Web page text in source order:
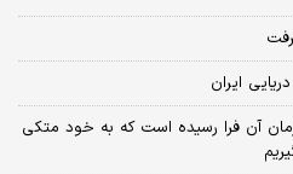
ایران
آن فرا رسیده است که به خود متکی